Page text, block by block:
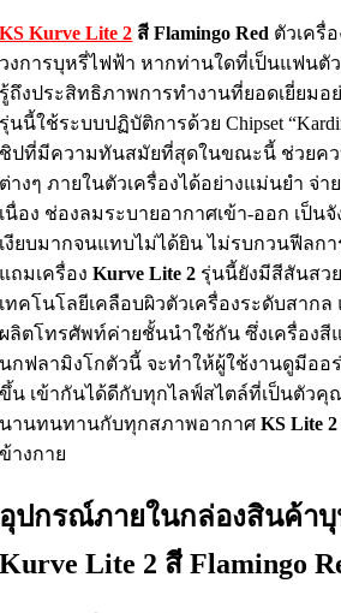
KS Kurve Lite 2 สี Flamingo Red ตัวเครื่
วงการบุหรี่ไฟฟ้า หากท่านใดที่เป็นแฟนตั
รู้ถึงประสิทธิภาพการทำงานที่ยอดเยี่ยมอ
รุ่นนี้ใช้ระบบปฏิบัติการด้วย Chipset
ชิปที่มีความทันสมัยที่สุดในขณะนี้ ช่วยคว
ต่างๆ ภายในตัวเครื่องได้อย่างแม่นยำ จ่า
เนื่อง ช่องลมระบายอากาศเข้า-ออก เป็นจั
เงียบมากจนแทบไม่ได้ยิน ไม่รบกวนฟีลก
แถมเครื่องKurve Lite 2 รุ่นนี้ยังมีสีสันสว
เทคโนโลยีเคลือบผิวตัวเครื่องระดับสากล
ผลิตโทรศัพท์ค่ายชั้นนำใช้กัน ซึ่งเครื่องสี
นกฟลามิงโกตัวนี้ จะทำให้ผู้ใช้งานดูมีออ
ขึ้น เข้ากันได้ดีกับทุกไลฟ์สไตล์ที่เป็นตัว
นานทนทานกับทุกสภาพอากาศKS Lite 2
ข้างกาย
อุปกรณ์ภายในกล่องสินค้าบุ
Kurve Lite 2 สี Flamingo